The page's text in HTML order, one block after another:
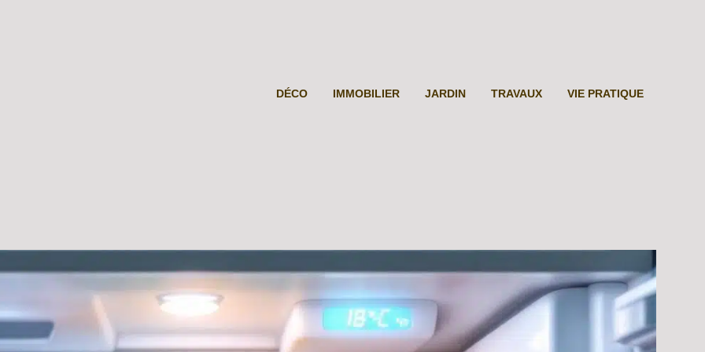
DÉCO IMMOBILIER JARDIN TRAVAUX VIE PRATIQUE